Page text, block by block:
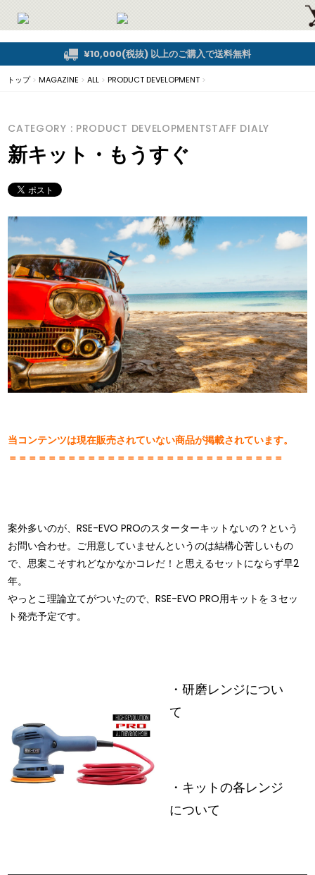
¥10,000(税抜) 以上のご購入で送料無料
トップ> MAGAZINE > ALL > PRODUCT DEVELOPMENT >
CATEGORY : PRODUCT DEVELOPMENTSTAFF DIALY
新キット・もうすぐ
当コンテンツは現在販売されていない商品が掲載されています。
＝＝＝＝＝＝＝＝＝＝＝＝＝＝＝＝＝＝＝＝＝＝＝＝＝＝＝＝
案外多いのが、RSE-EVO PROのスターターキットないの？という
お問い合わせ。ご用意していませんというのは結構心苦しいもの
で、思案こそすれどなかなかコレだ！と思えるセットにならず早2
年。
やっとこ理論立てがついたので、RSE-EVO PRO用キットを３セッ
ト発売予定です。
・研磨レンジについ
て
・キットの各レンジ
について